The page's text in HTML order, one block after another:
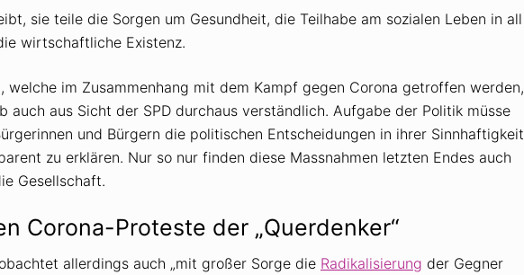
sie teile die Sorgen um Gesundheit, die Teilhabe am sozialen Leben in all
wirtschaftliche Existenz.
welche im Zusammenhang mit dem Kampf gegen Corona getroffen werden,
auch aus Sicht der SPD durchaus verständlich. Aufgabe der Politik müsse
und Bürgern die politischen Entscheidungen in ihrer Sinnhaftigkeit
zu erklären. Nur so nur finden diese Massnahmen letzten Endes auch
Gesellschaft.
Corona-Proteste der „Querdenker“
allerdings auch „mit großer Sorge die Radikalisierung der Gegner